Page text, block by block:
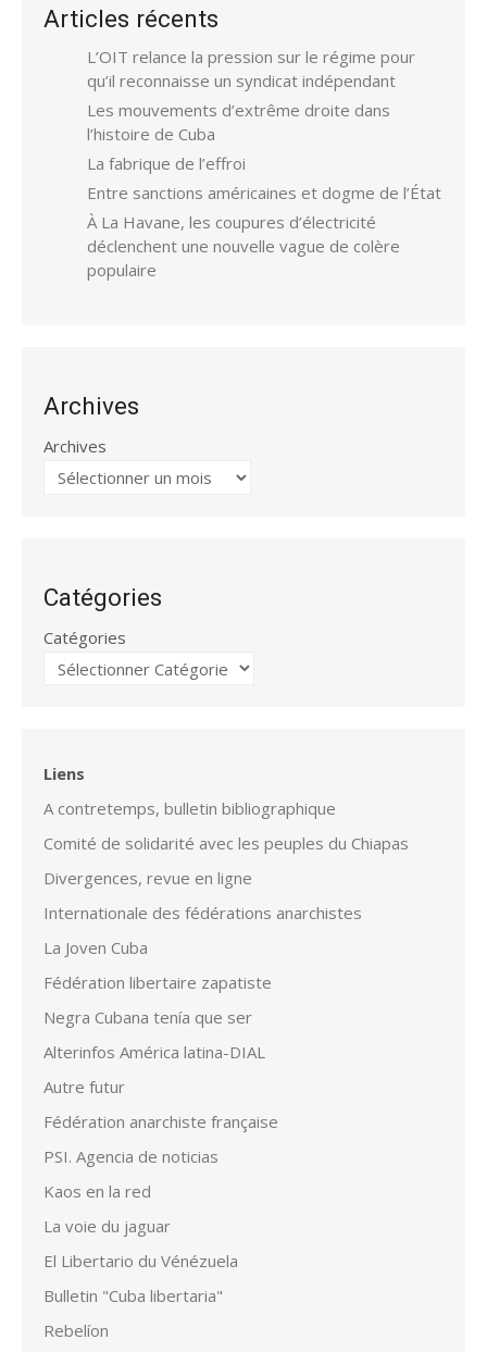
Articles récents
L’OIT relance la pression sur le régime pour
qu’il reconnaisse un syndicat indépendant
Les mouvements d’extrême droite dans
l’histoire de Cuba
La fabrique de l’effroi
Entre sanctions américaines et dogme de l’État
À La Havane, les coupures d’électricité
déclenchent une nouvelle vague de colère
populaire
Archives
Archives
Catégories
Catégories
Liens
A contretemps, bulletin bibliographique
Comité de solidarité avec les peuples du Chiapas
Divergences, revue en ligne
Internationale des fédérations anarchistes
La Joven Cuba
Fédération libertaire zapatiste
Negra Cubana tenía que ser
Alterinfos América latina-DIAL
Autre futur
Fédération anarchiste française
PSI. Agencia de noticias
Kaos en la red
La voie du jaguar
El Libertario du Vénézuela
Bulletin "Cuba libertaria"
Rebelíon